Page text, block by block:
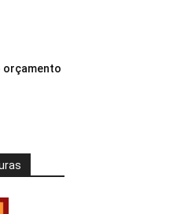
orçamento